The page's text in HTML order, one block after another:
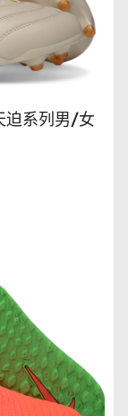
迫系列男/女